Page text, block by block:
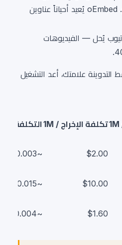
يطابقان الواقع. oEmbed يُعيد أحياناً عناوين
يُحل — الفيديوهات
التدوينة علامتك، أعد التشغيل
تكلفة الإخراج / 1M التكلفة لكل
$2.00
~$0.003
$10.00
~$0.015
$1.60
~$0.004